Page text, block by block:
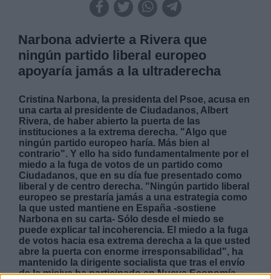
Narbona advierte a Rivera que
ningún partido liberal europeo
apoyaría jamás a la ultraderecha
Cristina Narbona, la presidenta del Psoe, acusa en
una carta al presidente de Ciudadanos, Albert
Rivera, de haber abierto la puerta de las
instituciones a la extrema derecha. "Algo que
ningún partido europeo haría. Más bien al
contrario". Y ello ha sido fundamentalmente por el
miedo a la fuga de votos de un partido como
Ciudadanos, que en su día fue presentado como
liberal y de centro derecha. "Ningún partido liberal
europeo se prestaría jamás a una estrategia como
la que usted mantiene en España -sostiene
Narbona en su carta- Sólo desde el miedo se
puede explicar tal incoherencia. El miedo a la fuga
de votos hacia esa extrema derecha a la que usted
abre la puerta con enorme irresponsabilidad", ha
mantenido la dirigente socialista que tras el envío
de la misiva ha participado en Nueva Economía